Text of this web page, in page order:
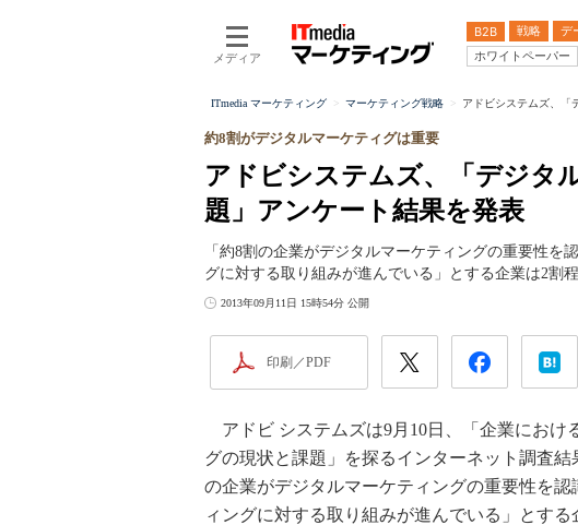
メディア
B2B 戦略 デ
ホワイトペーパー
ITmedia マーケティング マーケティング戦略 アドビシステムズ、「
アドビシステムズ、「デジタ
題」アンケート結果を発表
約8割がデジタルマーケティグは重要
「約8割の企業がデジタルマーケティングの重要性
グに対する取り組みが進んでいる」とする企業は2割
2013年09月11日 15時54分 公開
印刷／PDF
アドビ システムズは9月10日、「企業におけ
グの現状と課題」を探るインターネット調査
の企業がデジタルマーケティングの重要性を
ィングに対する取り組みが進んでいる」とす